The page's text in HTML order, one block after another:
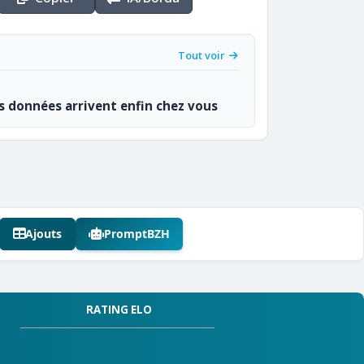
Tout voir
données arrivent enfin chez vous
Ajouts PromptBZH
RATING ELO